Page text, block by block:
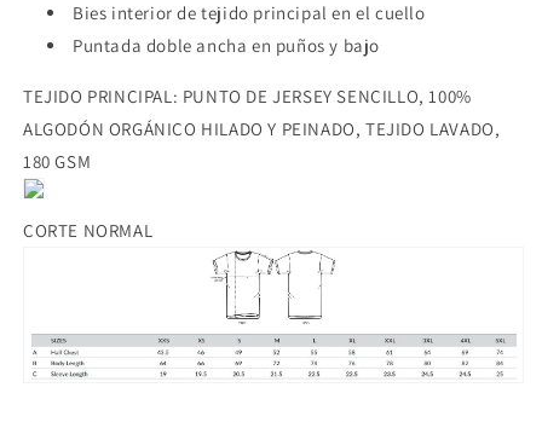
Bies interior de tejido principal en el cuello
Puntada doble ancha en puños y bajo
TEJIDO PRINCIPAL: PUNTO DE JERSEY SENCILLO, 100%
ALGODÓN ORGÁNICO HILADO Y PEINADO, TEJIDO LAVADO,
180 GSM
CORTE NORMAL